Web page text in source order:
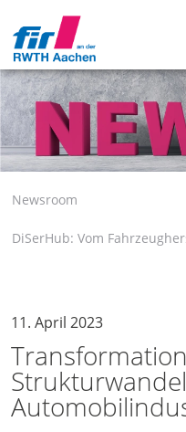
Newsroom
DiSerHub: Vom
11. April 2023